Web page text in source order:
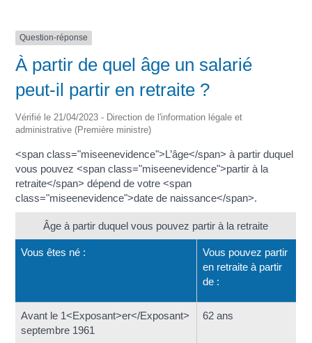
Question-réponse
À partir de quel âge un salarié
peut-il partir en retraite ?
Vérifié le 21/04/2023 - Direction de l'information légale et
administrative (Première ministre)
<span class="miseenevidence">L’âge</span> à partir duquel
vous pouvez <span class="miseenevidence">partir à la
retraite</span> dépend de votre <span
class="miseenevidence">date de naissance</span>.
Âge à partir duquel vous pouvez partir à la retraite
Vous êtes né :
Vous pouvez partir
en retraite à partir
de :
Avant le 1<Exposant>er</Exposant>
septembre 1961
62 ans